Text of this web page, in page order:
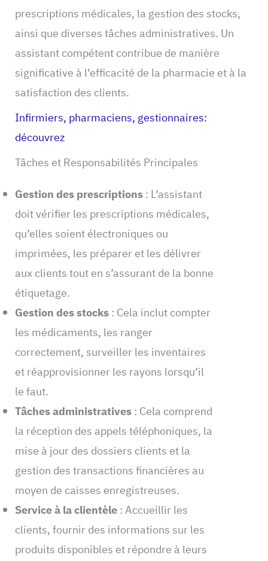
prescriptions médicales, la gestion des stocks,
ainsi que diverses tâches administratives. Un
assistant compétent contribue de manière
significative à l’efficacité de la pharmacie et à la
satisfaction des clients.
Infirmiers, pharmaciens, gestionnaires:
découvrez
Tâches et Responsabilités Principales
Gestion des prescriptions: L’assistant
doit vérifier les prescriptions médicales,
qu’elles soient électroniques ou
imprimées, les préparer et les délivrer
aux clients tout en s’assurant de la bonne
étiquetage.
Gestion des stocks: Cela inclut compter
les médicaments, les ranger
correctement, surveiller les inventaires
et réapprovisionner les rayons lorsqu’il
le faut.
Tâches administratives: Cela comprend
la réception des appels téléphoniques, la
mise à jour des dossiers clients et la
gestion des transactions financières au
moyen de caisses enregistreuses.
Service à la clientèle: Accueillir les
clients, fournir des informations sur les
produits disponibles et répondre à leurs